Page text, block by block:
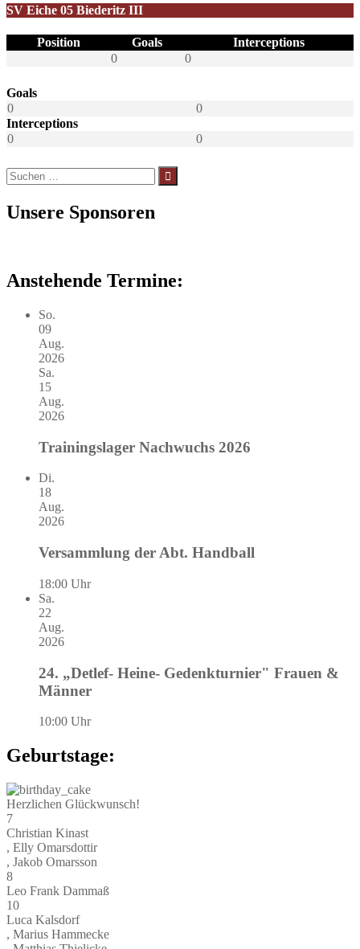
SV Eiche 05 Biederitz III
Position Goals
Interceptions
0
0
Goals
0
0
Interceptions
0
0
Suchen
nach:
Unsere Sponsoren
Anstehende Termine:
So.
09
Aug.
2026
Sa.
15
Aug.
2026
Trainingslager Nachwuchs 2026
Di.
18
Aug.
2026
Versammlung der Abt. Handball
18:00 Uhr
Sa.
22
Aug.
2026
24. „Detlef- Heine- Gedenkturnier" Frauen &
Männer
10:00 Uhr
Geburtstage:
Herzlichen Glückwunsch!
7
Christian Kinast
, Elly Omarsdottir
, Jakob Omarsson
8
Leo Frank Dammaß
10
Luca Kalsdorf
, Marius Hammecke